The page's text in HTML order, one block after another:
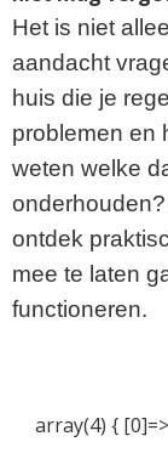
Het is niet
aandacht
huis die je
problemen en
weten welke
onderhouden?
ontdek
mee te laten
functioneren.
array(4) {